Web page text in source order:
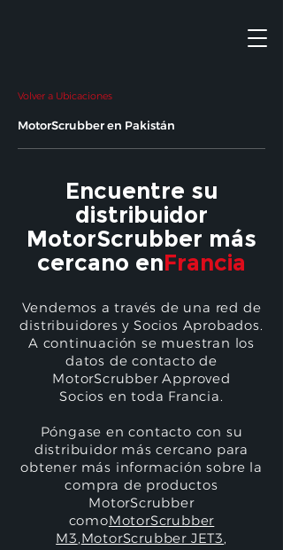
Volver a Ubicaciones
MotorScrubber en Pakistán
Encuentre su
distribuidor
MotorScrubber más
cercano enFrancia
Vendemos a través de una red de
distribuidores y Socios Aprobados.
A continuación se muestran los
datos de contacto de
MotorScrubber Approved
Socios en toda Francia.
Póngase en contacto con su
distribuidor más cercano para
obtener más información sobre la
compra de productos
MotorScrubber
comoMotorScrubber
M3,MotorScrubber JET3,